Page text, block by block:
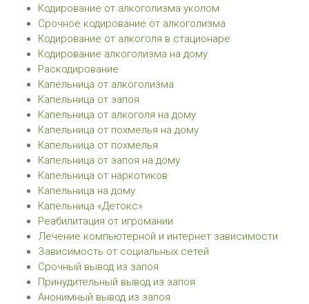
Кодирование от алкоголизма уколом
Срочное кодирование от алкоголизма
Кодирование от алкоголя в стационаре
Кодирование алкоголизма на дому
Раскодирование
Капельница от алкоголизма
Капельница от запоя
Капельница от алкоголя на дому
Капельница от похмелья на дому
Капельница от похмелья
Капельница от запоя на дому
Капельница от наркотиков
Капельница на дому
Капельница «Детокс»
Реабилитация от игромании
Лечение компьютерной и интернет зависимости
Зависимость от социальных сетей
Срочный вывод из запоя
Принудительный вывод из запоя
Анонимный вывод из запоя